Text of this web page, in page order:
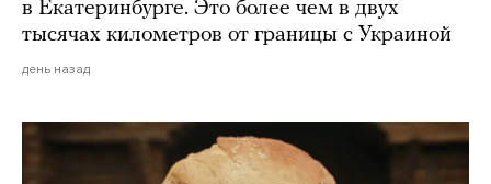
в Екатеринбурге. Это более чем в двух
тысячах километров от границы с Украиной
день назад